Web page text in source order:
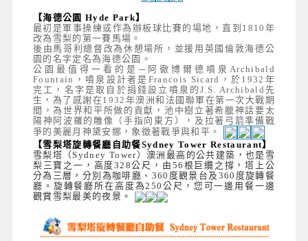
【海德公園 Hyde Park】
最初是軍事操練或作為辦板球比賽的場地，直到1810年
改為雪梨的第一賽馬場。
後由馬哥利總督改為休憩場所，並援用英國倫敦海德公
園的名字定名為海德公園。
公園最值得一看的是─阿徹博爾德噴泉Archibald
Fountain，噴泉設計者是Francois Sicard，於1932年
完工，名字是取自於捐錢設立噴泉的J.S. Archibald先
生，為了感謝在1932年澳洲和法國聯軍在第一次大戰期
間，為世界和平所做的貢獻，池中樹立著希臘神話要太
陽神阿波羅的雕像（手指向東方），及拉著弓箭準備戰
爭的美麗月神黛安娜，象徵著戰爭與和平。
【雪梨塔旋轉餐廳自助餐Sydney Tower Restaurant】
雪梨塔（Sydney Tower）澳洲最高的公共建築，也是雪
梨三寶之一，高度328公尺，由56根巨纜之撐，塔上公
分為三層，分別為咖啡廳、360度觀景台及360度旋轉餐
廳。旋轉餐廳所在高度為250公尺，您可一邊用餐一邊
觀賞雪梨最美的夜景。